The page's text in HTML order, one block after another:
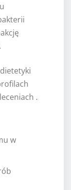
.
w